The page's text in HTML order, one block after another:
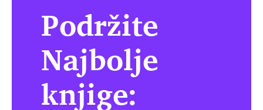
Podržite
Najbolje
knjige: